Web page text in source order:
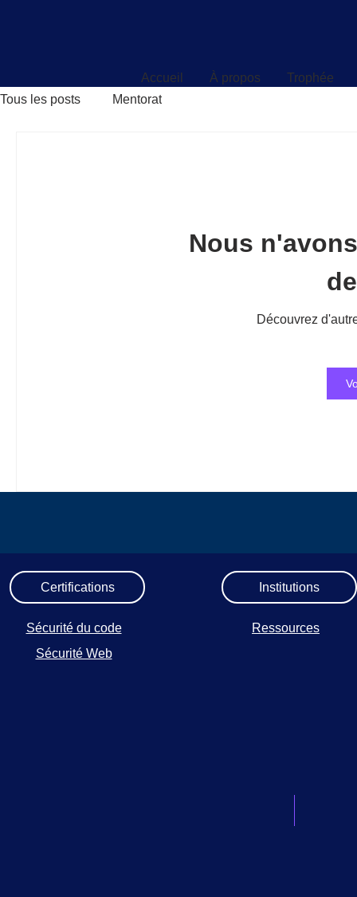
Accueil À propos
Trophée
Tous les posts
Mentorat
Nous
Découvrez
Certifications
Sécurité du code
Sécurité Web
Institutions
Ressources